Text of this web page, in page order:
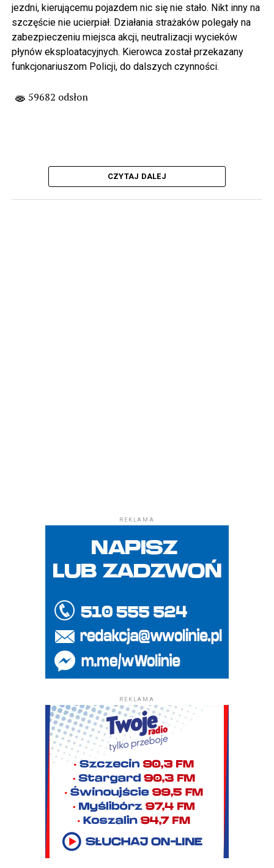
jezdni, kierującemu pojazdem nic się nie stało. Nikt inny na
szczęście nie ucierpiał. Działania strażaków polegały na
zabezpieczeniu miejsca akcji, neutralizacji wycieków
płynów eksploatacyjnych. Kierowca został przekazany
funkcjonariuszom Policji, do dalszych czynności.
59682 odsłon
CZYTAJ DALEJ
REKLAMA
REKLAMA